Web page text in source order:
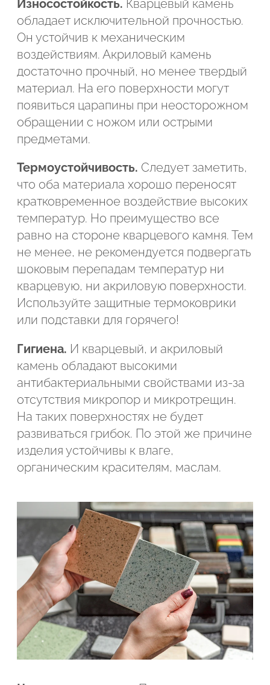
Износостойкость. Кварцевый камень
обладает исключительной прочностью.
Он устойчив к механическим
воздействиям. Акриловый камень
достаточно прочный, но менее твердый
материал. На его поверхности могут
появиться царапины при неосторожном
обращении с ножом или острыми
предметами.
Термоустойчивость. Следует заметить,
что оба материала хорошо переносят
кратковременное воздействие высоких
температур. Но преимущество все
равно на стороне кварцевого камня. Тем
не менее, не рекомендуется подвергать
шоковым перепадам температур ни
кварцевую, ни акриловую поверхности.
Используйте защитные термоковрики
или подставки для горячего!
Гигиена. И кварцевый, и акриловый
камень обладают высокими
антибактериальными свойствами из-за
отсутствия микропор и микротрещин.
На таких поверхностях не будет
развиваться грибок. По этой же причине
изделия устойчивы к влаге,
органическим красителям, маслам.